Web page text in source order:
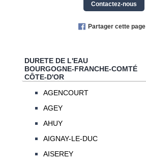
Contactez-nous
Partager cette page
DURETE DE L'EAU
BOURGOGNE-FRANCHE-COMTÉ
CÔTE-D'OR
AGENCOURT
AGEY
AHUY
AIGNAY-LE-DUC
AISEREY